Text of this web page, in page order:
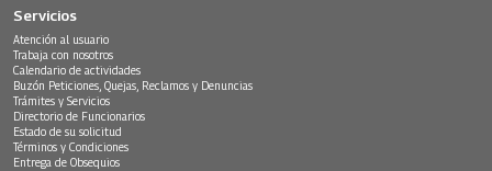
Servicios
Atención al usuario
Trabaja con nosotros
Calendario de actividades
Buzón Peticiones, Quejas, Reclamos y Denuncias
Trámites y Servicios
Directorio de Funcionarios
Estado de su solicitud
Términos y Condiciones
Entrega de Obsequios